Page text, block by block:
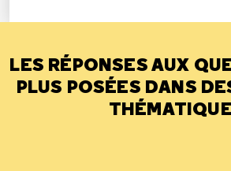
LES RÉPONSES AUX
PLUS POSÉES DANS